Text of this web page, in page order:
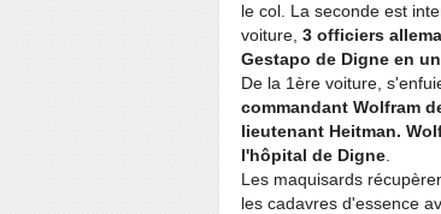
le col. La seconde est
voiture, 3 officiers
Gestapo de Digne en
De la 1ère voiture,
commandant Wolfram
lieutenant Heitman.
l'hôpital de Digne
Les maquisards
les cadavres d'essence